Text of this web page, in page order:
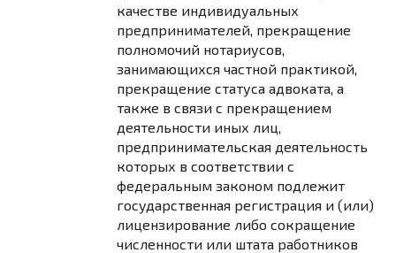
качестве индивидуальных
предпринимателей, прекращение
полномочий нотариусов,
занимающихся частной практикой,
прекращение статуса адвоката, а
также в связи с прекращением
деятельности иных лиц,
предпринимательская деятельность
которых в соответствии с
федеральным законом подлежит
государственная регистрация и (или)
лицензирование либо сокращение
численности или штата работников